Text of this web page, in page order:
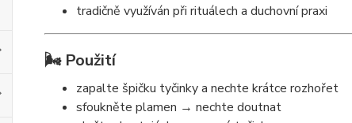
tradičně využíván při rituálech a duchovní praxi
🌬️ Použití
zapalte špičku tyčinky a nechte krátce rozhořet
sfoukněte plamen → nechte doutnat